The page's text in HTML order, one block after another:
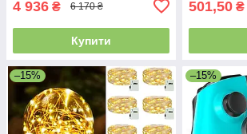
4 936 ₴ 6 170 ₴
Купити
501,50 ₴
–15% –15%